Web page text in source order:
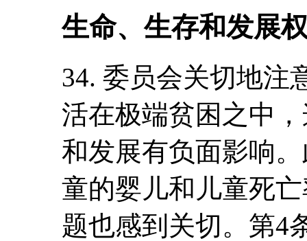
生命、生存和发展
34. 委员会关切地注
活在极端贫困之中
和发展有负面影响
童的婴儿和儿童死
题也感到关切。第4